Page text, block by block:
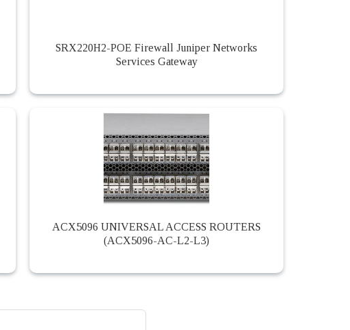
SRX220H2-POE Firewall Juniper Networks
Services Gateway
ACX5096 UNIVERSAL ACCESS ROUTERS
(ACX5096-AC-L2-L3)